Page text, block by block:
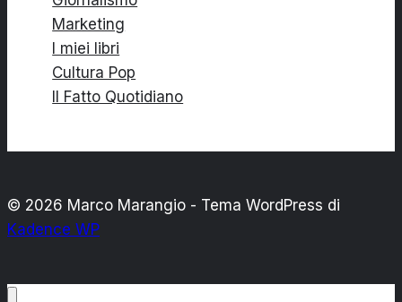
Marketing
I miei libri
Cultura Pop
Il Fatto Quotidiano
© 2026 Marco Marangio - Tema WordPress di
Kadence WP